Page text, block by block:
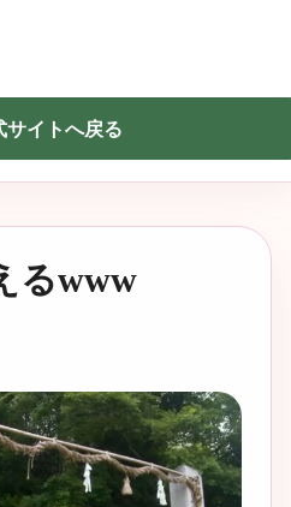
サイトへ戻る
るwww